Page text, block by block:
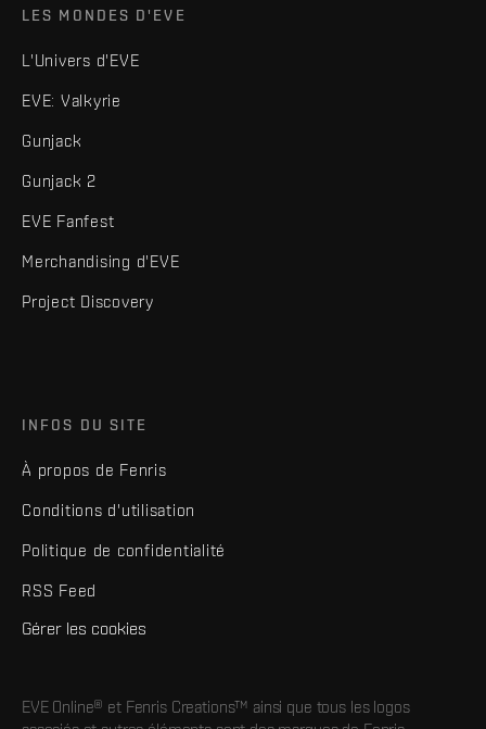
LES MONDES D'EVE
L'Univers d'EVE
EVE: Valkyrie
Gunjack
Gunjack 2
EVE Fanfest
Merchandising d'EVE
Project Discovery
INFOS DU SITE
À propos de Fenris
Conditions d'utilisation
Politique de confidentialité
RSS Feed
Gérer les cookies
EVE Online® et Fenris Creations™ ainsi que tous les logos